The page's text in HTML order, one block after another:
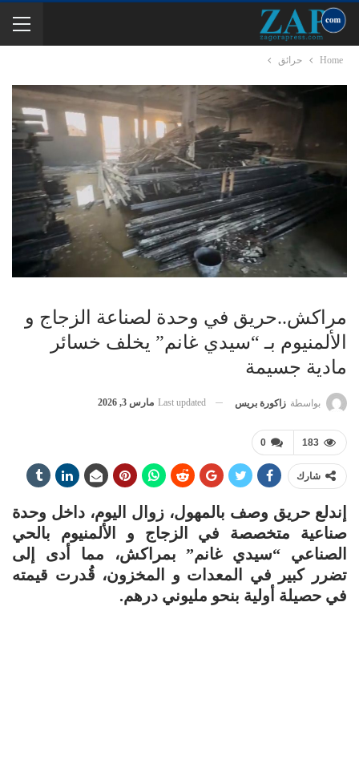
Home حرائق
مراكش..حريق في وحدة لصناعة الزجاج و
الألمنيوم بـ “سيدي غانم” يخلف خسائر
مادية جسيمة
بواسطة زاكورة بريس Last updated مارس 3, 2026
0 183
شارك
إندلع حريق وصف بالمهول، زوال اليوم، داخل وحدة
صناعية متخصصة في الزجاج و الألمنيوم بالحي
الصناعي “سيدي غانم” بمراكش، مما أدى إلى
تضرر كبير في المعدات و المخزون، قُدرت قيمته
في حصيلة أولية بنحو مليوني درهم.